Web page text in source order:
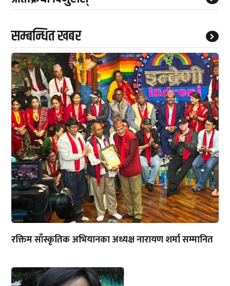
सम्बन्धित खबर
रक्तिम साँस्कृतिक अभियानका अध्यक्ष नारायण शर्मा सम्मानित